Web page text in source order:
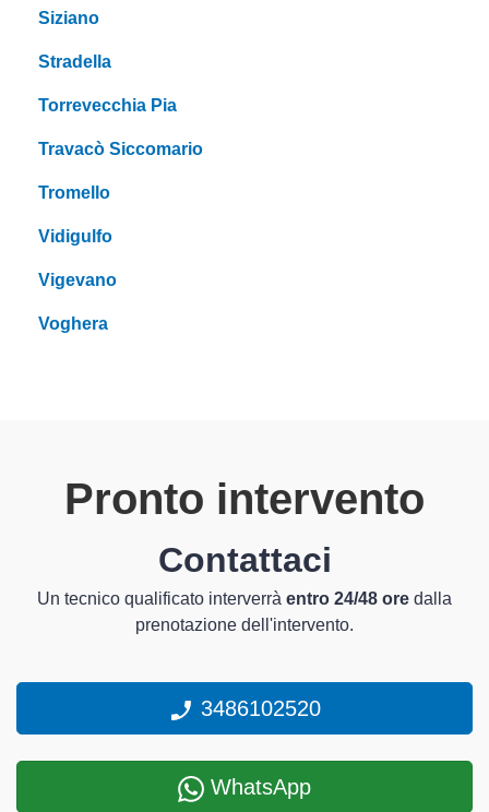
Siziano
Stradella
Torrevecchia Pia
Travacò Siccomario
Tromello
Vidigulfo
Vigevano
Voghera
Pronto intervento
Contattaci
Un tecnico qualificato interverrà entro 24/48 ore dalla
prenotazione dell'intervento.
3486102520
WhatsApp